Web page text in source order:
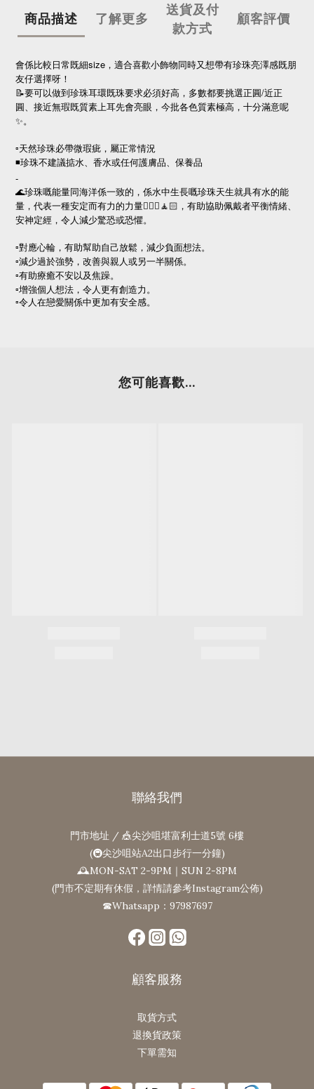
商品描述 了解更多
送貨及付
款方式
顧客評價
會係比較日常既細size，適合喜歡小飾物同時又想帶有珍珠亮澤感既朋
友仔選擇呀！
📝要可以做到珍珠耳環既珠要求必須好高，多數都要挑選正圓/近正
圓、接近無瑕既質素上耳先會亮眼，今批各色質素極高，十分滿意呢
✨。
▫️天然珍珠必帶微瑕疵，屬正常情況
◾️珍珠不建議掂水、香水或任何護膚品、保養品
-
🌊珍珠嘅能量同海洋係一致的，係水中生長嘅珍珠天生就具有水的能
量，代表一種安定而有力的力量🧘🏻‍♀️🧘🏻，有助協助佩戴者平衡情緒、
安神定經，令人減少驚恐或恐懼。
▫️對應心輪，有助幫助自己放鬆，減少負面想法。
▫️減少過於強勢，改善與親人或另一半關係。
▫️有助療癒不安以及焦躁。
▫️增強個人想法，令人更有創造力。
▫️令人在戀愛關係中更加有安全感。
您可能喜歡...
聯絡我們
門市地址 / 🎪尖沙咀堪富利士道5號 6樓
(🚇尖沙咀站A2出口步行一分鐘)
🕰MON-SAT 2-9PM｜SUN 2-8PM
(門市不定期有休假，詳情請參考Instagram公佈)
☎Whatsapp：97987697
顧客服務
取貨方式
退換貨政策
下單需知